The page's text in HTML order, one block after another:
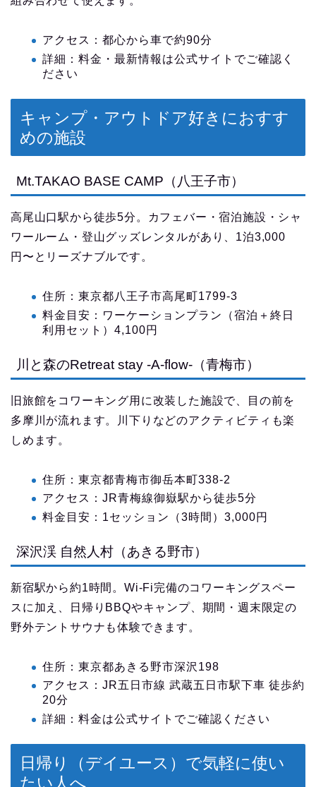
アクセス：都心から車で約90分
詳細：料金・最新情報は公式サイトでご確認く
ださい
キャンプ・アウトドア好きにおすす
めの施設
Mt.TAKAO BASE CAMP（八王子市）
高尾山口駅から徒歩5分。カフェバー・宿泊施設・シャ
ワールーム・登山グッズレンタルがあり、1泊3,000
円〜とリーズナブルです。
住所：東京都八王子市高尾町1799-3
料金目安：ワーケーションプラン（宿泊＋終日
利用セット）4,100円
川と森のRetreat stay -A-flow-（青梅市）
旧旅館をコワーキング用に改装した施設で、目の前を
多摩川が流れます。川下りなどのアクティビティも楽
しめます。
住所：東京都青梅市御岳本町338-2
アクセス：JR青梅線御嶽駅から徒歩5分
料金目安：1セッション（3時間）3,000円
深沢渓 自然人村（あきる野市）
新宿駅から約1時間。Wi-Fi完備のコワーキングスペー
スに加え、日帰りBBQやキャンプ、期間・週末限定の
野外テントサウナも体験できます。
住所：東京都あきる野市深沢198
アクセス：JR五日市線 武蔵五日市駅下車 徒歩約
20分
詳細：料金は公式サイトでご確認ください
日帰り（デイユース）で気軽に使い
たい人へ